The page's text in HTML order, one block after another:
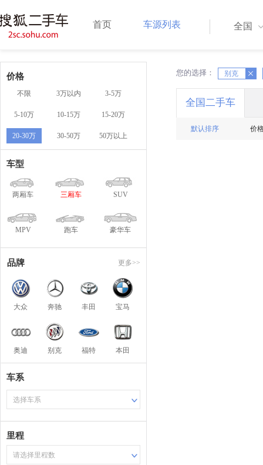
首页 车源列表 全国
价格
不限 3万以内 3-5万
5-10万 10-15万 15-20万
20-30万 30-50万 50万以上
车型
两厢车 三厢车 SUV
MPV 跑车 豪华车
品牌 更多>>
大众 奔驰 丰田 宝马
奥迪 别克 福特 本田
车系
选择车系
里程
请选择里程数
您的选择： 别克
X X
全国二手车
默认排序 价